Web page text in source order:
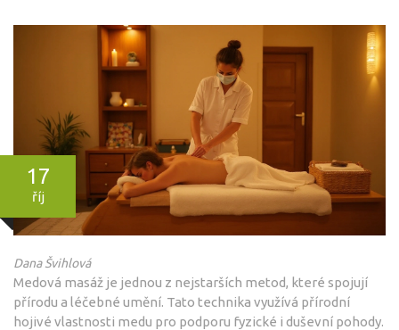
17
říj
Dana Švihlová
Medová masáž je jednou z nejstarších metod, které spojují
přírodu a léčebné umění. Tato technika využívá přírodní
hojivé vlastnosti medu pro podporu fyzické i duševní pohody.